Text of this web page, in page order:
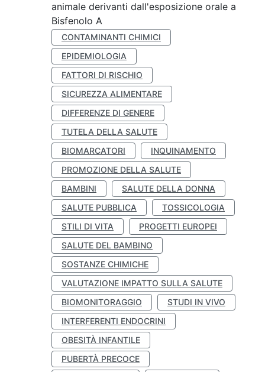
animale derivanti dall'esposizione orale a
Bisfenolo A
CONTAMINANTI CHIMICI
EPIDEMIOLOGIA
FATTORI DI RISCHIO
SICUREZZA ALIMENTARE
DIFFERENZE DI GENERE
TUTELA DELLA SALUTE
BIOMARCATORI
INQUINAMENTO
PROMOZIONE DELLA SALUTE
BAMBINI
SALUTE DELLA DONNA
SALUTE PUBBLICA
TOSSICOLOGIA
STILI DI VITA
PROGETTI EUROPEI
SALUTE DEL BAMBINO
SOSTANZE CHIMICHE
VALUTAZIONE IMPATTO SULLA SALUTE
BIOMONITORAGGIO
STUDI IN VIVO
INTERFERENTI ENDOCRINI
OBESITÀ INFANTILE
PUBERTÀ PRECOCE